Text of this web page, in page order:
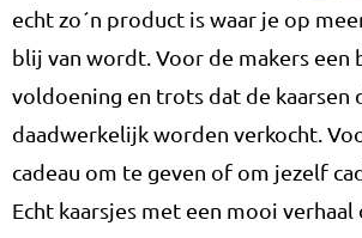
echt zo´n product is waar je op
blij van wordt. Voor de makers een
voldoening en trots dat de kaarsen
daadwerkelijk worden verkocht.
cadeau om te geven of om jezelf
Echt kaarsjes met een mooi verhaal